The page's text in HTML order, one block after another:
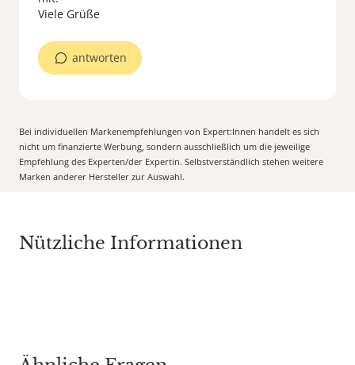
Viele Grüße
antworten
Bei individuellen Markenempfehlungen von Expert:Innen handelt es sich
nicht um finanzierte Werbung, sondern ausschließlich um die jeweilige
Empfehlung des Experten/der Expertin. Selbstverständlich stehen weitere
Marken anderer Hersteller zur Auswahl.
Nützliche Informationen